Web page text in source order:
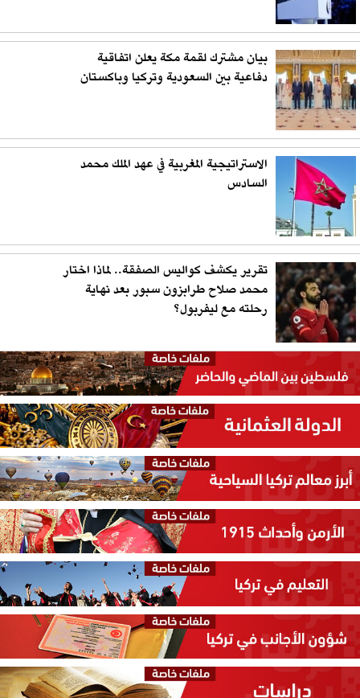
بيان مشترك لقمة مكة يعلن اتفاقية
دفاعية بين السعودية وتركيا وباكستان
الاستراتيجية المغربية في عهد الملك محمد
السادس
تقرير يكشف كواليس الصفقة.. لماذا اختار
محمد صلاح طرابزون سبور بعد نهاية
رحلته مع ليفربول؟